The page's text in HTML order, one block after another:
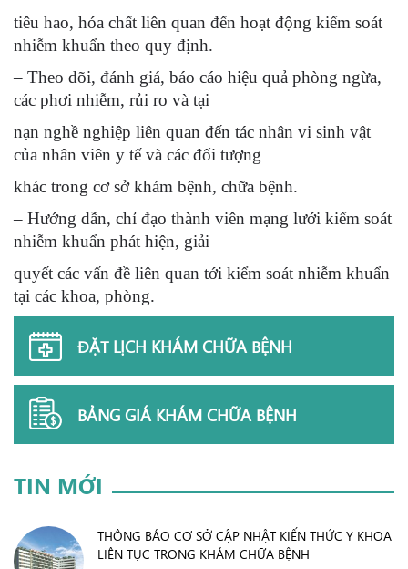
tiêu hao, hóa chất liên quan đến hoạt động kiểm soát
nhiễm khuẩn theo quy định.
– Theo dõi, đánh giá, báo cáo hiệu quả phòng ngừa,
các phơi nhiễm, rủi ro và tại
nạn nghề nghiệp liên quan đến tác nhân vi sinh vật
của nhân viên y tế và các đối tượng
khác trong cơ sở khám bệnh, chữa bệnh.
– Hướng dẫn, chỉ đạo thành viên mạng lưới kiểm soát
nhiễm khuẩn phát hiện, giải
quyết các vấn đề liên quan tới kiểm soát nhiễm khuẩn
tại các khoa, phòng.
ĐẶT LỊCH KHÁM CHỮA BỆNH
BẢNG GIÁ KHÁM CHỮA BỆNH
TIN MỚI
THÔNG BÁO CƠ SỞ CẬP NHẬT KIẾN THỨC Y KHOA
LIÊN TỤC TRONG KHÁM CHỮA BỆNH